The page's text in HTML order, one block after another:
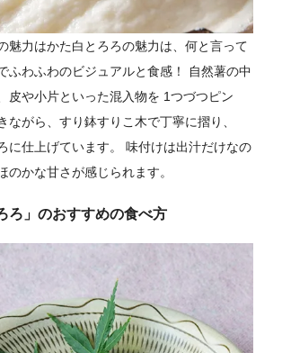
魅力はかた白とろろの魅力は、何と言って
ふわふわのビジュアルと食感！ 自然薯の中
皮や小片といった混入物を 1つづつピン
ながら、すり鉢すりこ木で丁寧に摺り、
に仕上げています。 味付けは出汁だけなの
のかな甘さが感じられます。
ろ」のおすすめの食べ方